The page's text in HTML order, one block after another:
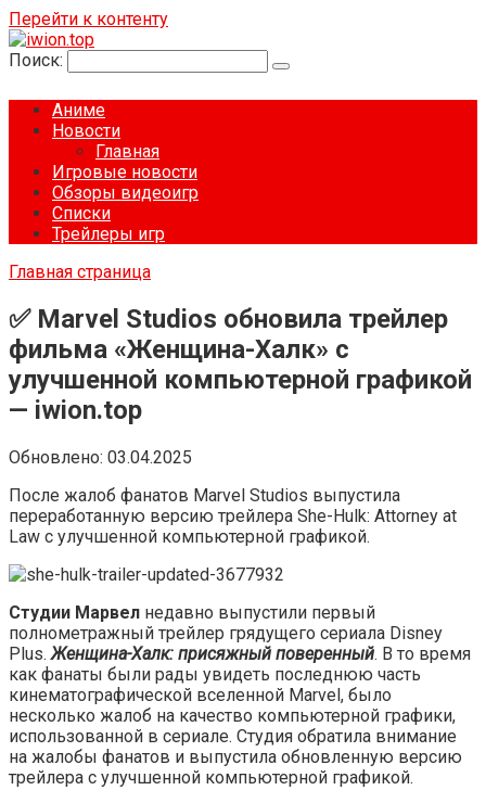
Перейти к контенту
Поиск:
Аниме
Новости
Главная
Игровые новости
Обзоры видеоигр
Списки
Трейлеры игр
Главная страница
✅ Marvel Studios обновила трейлер
фильма «Женщина-Халк» с
улучшенной компьютерной графикой
— iwion.top
Обновлено: 03.04.2025
После жалоб фанатов Marvel Studios выпустила
переработанную версию трейлера She-Hulk: Attorney at
Law с улучшенной компьютерной графикой.
Студии Марвел недавно выпустили первый
полнометражный трейлер грядущего сериала Disney
Plus.Женщина-Халк: присяжный поверенный. В то время
как фанаты были рады увидеть последнюю часть
кинематографической вселенной Marvel, было
несколько жалоб на качество компьютерной графики,
использованной в сериале. Студия обратила внимание
на жалобы фанатов и выпустила обновленную версию
трейлера с улучшенной компьютерной графикой.